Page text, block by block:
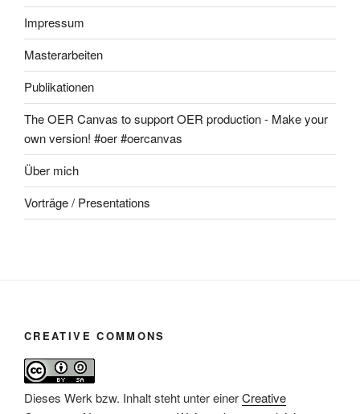
Impressum
Masterarbeiten
Publikationen
The OER Canvas to support OER production - Make your
own version! #oer #oercanvas
Über mich
Vorträge / Presentations
CREATIVE COMMONS
Dieses Werk bzw. Inhalt steht unter einerCreative